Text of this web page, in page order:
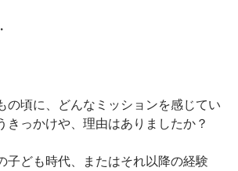
の頃に、どんなミッションを感じてい
きっかけや、理由はありましたか？
子ども時代、またはそれ以降の経験